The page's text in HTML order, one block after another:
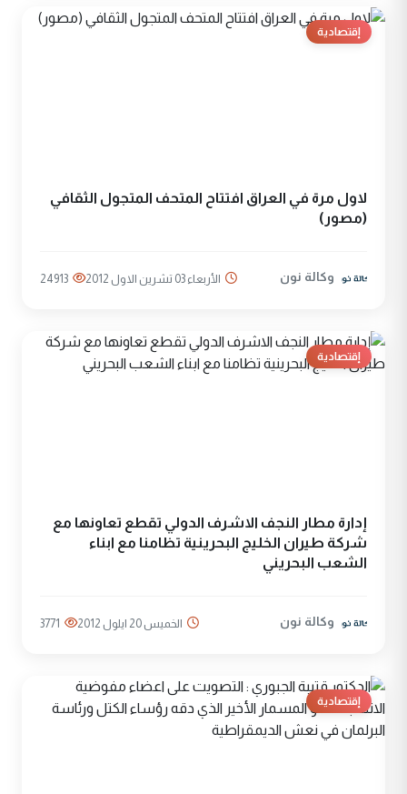
إقتصادية
لاول مرة في العراق افتتاح المتحف المتجول الثقافي
(مصور)
وكالة نون الأربعاء 03 تشرين الاول 2012 24913
إقتصادية
إدارة مطار النجف الاشرف الدولي تقطع تعاونها مع
شركة طيران الخليج البحرينية تظامنا مع ابناء
الشعب البحريني
وكالة نون الخميس 20 ايلول 2012 3771
إقتصادية